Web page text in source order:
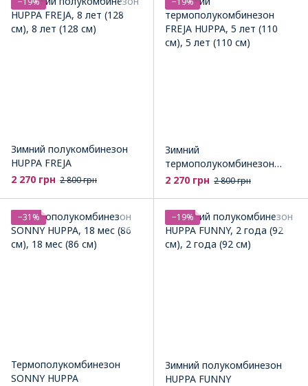
Зимний полукомбинезон
HUPPA FREJA
2 270 грн 2 800 грн
Зимний
термополукомбинезон
FREJA HUPPA
2 270 грн 2 800 грн
−31%
Термополукомбинезон
SONNY HUPPA
−19%
Зимний полукомбинезон
HUPPA FUNNY